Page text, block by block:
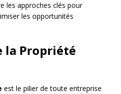
les approches clés pour
les opportunités
la Propriété
est le pilier de toute entreprise